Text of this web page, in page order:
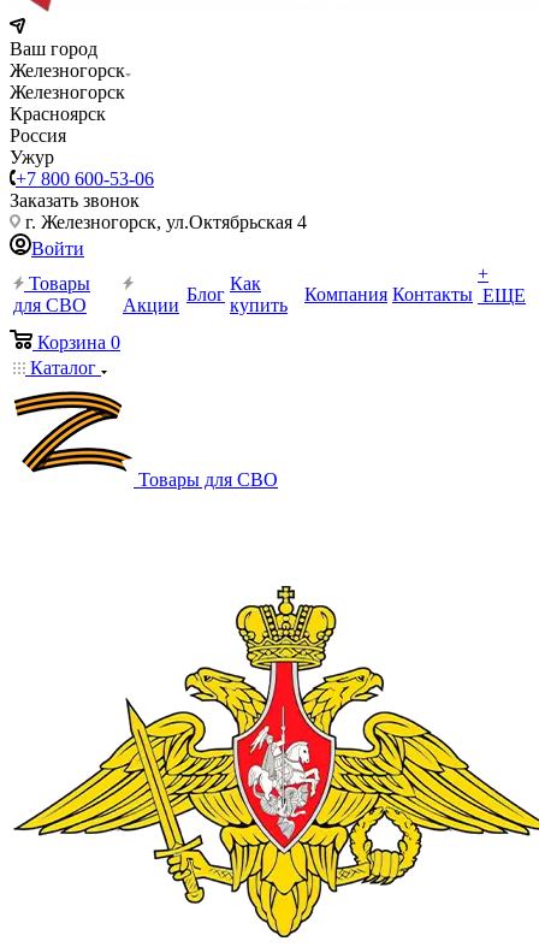
Ваш город
Железногорск
Железногорск
Красноярск
Россия
Ужур
+7 800 600-53-06
Заказать звонок
г. Железногорск, ул.Октябрьская 4
Войти
Товары
для СВО
Акции
Блог
Как
купить
Компания Контакты
+
ЕЩЕ
Корзина 0
Каталог
Товары для СВО